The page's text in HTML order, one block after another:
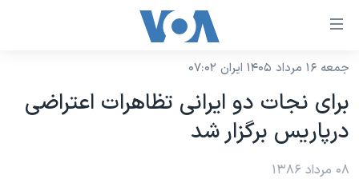
لینکهای
دسترسی
جهش
محتوای
اصلی
نسخه سبک وب‌سایت
موضوع ها
ایران
برنامه های تلویزیونی
جمعه ۱۶ مرداد ۱۴۰۵ ایران ۰۷:۰۲
برای نجات دو ايرانی تظاهرات اعتراضی
درپاريس برگزار شد
۰۸ مرداد ۱۳۸۶